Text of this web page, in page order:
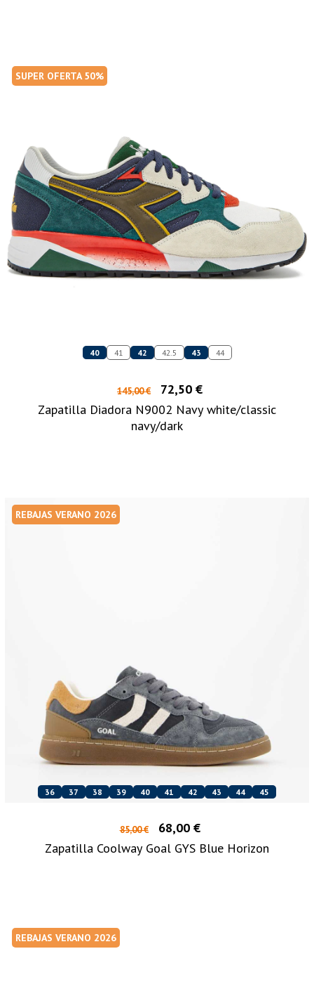
SUPER OFERTA 50%
40 41 42 42.5 43 44
145,00 €
72,50 €
Zapatilla Diadora N9002 Navy white/classic
navy/dark
REBAJAS VERANO 2026
36 37 38 39 40 41 42 43 44 45
85,00 €
68,00 €
Zapatilla Coolway Goal GYS Blue Horizon
REBAJAS VERANO 2026